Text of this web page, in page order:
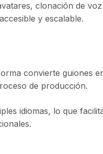
clonación de voz
y escalable.
convierte guiones
de producción.
idiomas, lo que